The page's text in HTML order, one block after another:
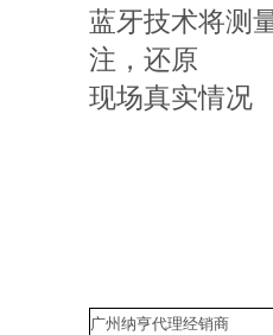
蓝牙技术将测
注，还原
现场真实情况
广州纳亨代理经销商